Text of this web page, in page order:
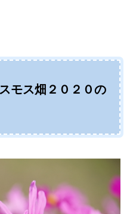
モス畑２０２０の